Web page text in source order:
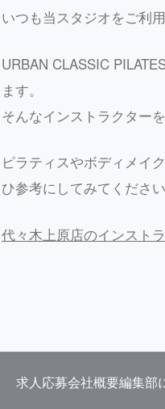
いつも当スタジオをご利
URBAN CLASSIC
ます。
そんなインストラクター
ピラティスやボディメイ
ひ参考にしてみてください
代々木上原店のインスト
求人応募会社概要編集部